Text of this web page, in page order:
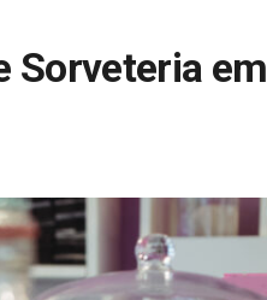
Sorveteria em